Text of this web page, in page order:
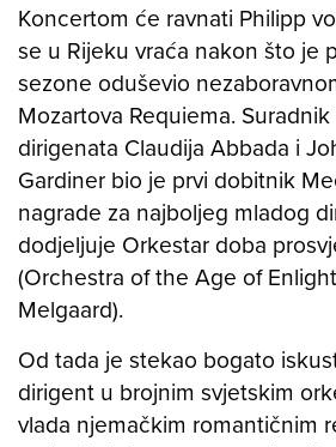
Koncertom će ravnati Philipp
se u Rijeku vraća nakon što je
sezone oduševio
Mozartova Requiema.
dirigenata Claudija Abbada i
Gardiner bio je prvi dobitnik
nagrade za najboljeg mladog
dodjeljuje Orkestar doba
(Orchestra of the Age of
Melgaard).
Od tada je stekao bogato
dirigent u brojnim svjetskim
vlada njemačkim romantičnim